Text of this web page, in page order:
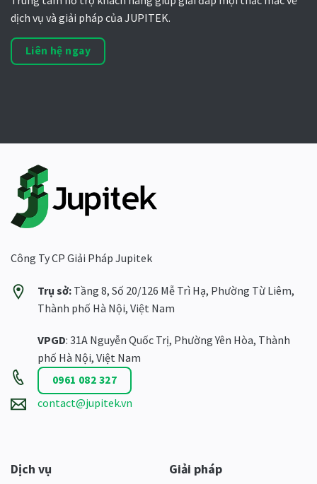
dịch vụ và giải pháp của JUPITEK.
Liên hệ ngay
Công Ty CP Giải Pháp Jupitek
Trụ sở: Tầng 8, Số 20/126 Mễ Trì Hạ, Phường Từ Liêm,
Thành phố Hà Nội, Việt Nam
VPGD: 31A Nguyễn Quốc Trị, Phường Yên Hòa, Thành
phố Hà Nội, Việt Nam
0961 082 327
contact@jupitek.vn
Dịch vụ Giải pháp